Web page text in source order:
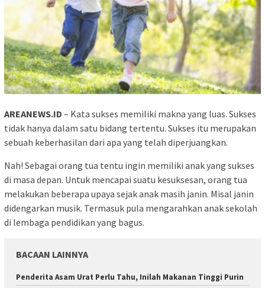
AREANEWS.ID – Kata sukses memiliki makna yang luas. Sukses
tidak hanya dalam satu bidang tertentu. Sukses itu merupakan
sebuah keberhasilan dari apa yang telah diperjuangkan.
Nah! Sebagai orang tua tentu ingin memiliki anak yang sukses
di masa depan. Untuk mencapai suatu kesuksesan, orang tua
melakukan beberapa upaya sejak anak masih janin. Misal janin
didengarkan musik. Termasuk pula mengarahkan anak sekolah
di lembaga pendidikan yang bagus.
BACAAN LAINNYA
Penderita Asam Urat Perlu Tahu, Inilah Makanan Tinggi Purin